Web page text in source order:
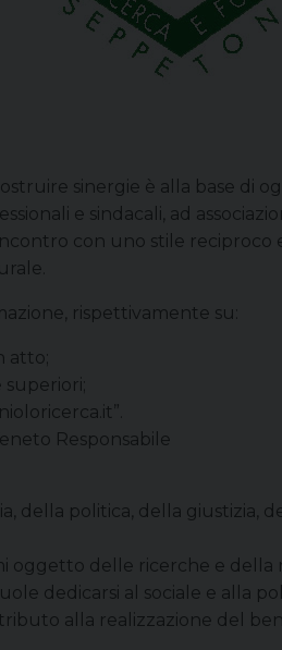
sinergie è alla base di
e sindacali, ad
con uno stile reciproco
rispettivamente su:
atto;
superiori;
Responsabile
della politica, della giustizia,
oggetto delle ricerche e della
dedicarsi al sociale e alla
alla realizzazione del